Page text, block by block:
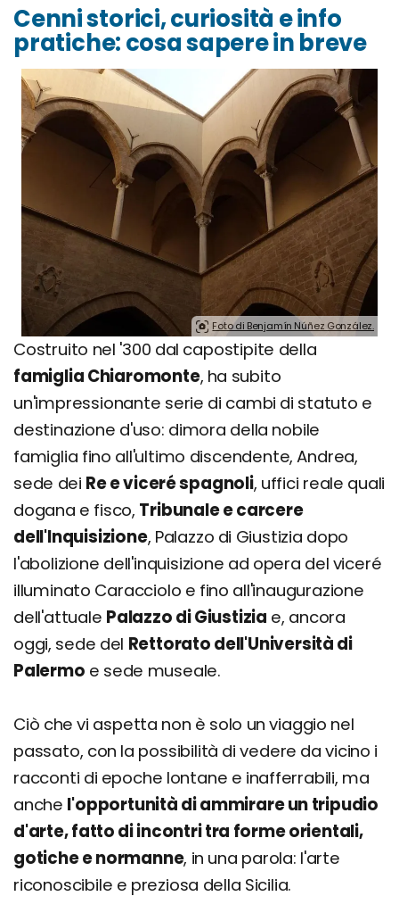
Cenni storici, curiosità e info
pratiche: cosa sapere in breve
Foto di Benjamín Núñez González.
Costruito nel '300 dal capostipite della
famiglia Chiaromonte, ha subito
un'impressionante serie di cambi di statuto e
destinazione d'uso: dimora della nobile
famiglia fino all'ultimo discendente, Andrea,
sede dei Re e viceré spagnoli, uffici reale quali
dogana e fisco, Tribunale e carcere
dell'Inquisizione, Palazzo di Giustizia dopo
l'abolizione dell'inquisizione ad opera del viceré
illuminato Caracciolo e fino all'inaugurazione
dell'attuale Palazzo di Giustizia e, ancora
oggi, sede del Rettorato dell'Università di
Palermo e sede museale.
Ciò che vi aspetta non è solo un viaggio nel
passato, con la possibilità di vedere da vicino i
racconti di epoche lontane e inafferrabili, ma
anche l'opportunità di ammirare un tripudio
d'arte, fatto di incontri tra forme orientali,
gotiche e normanne, in una parola: l'arte
riconoscibile e preziosa della Sicilia.